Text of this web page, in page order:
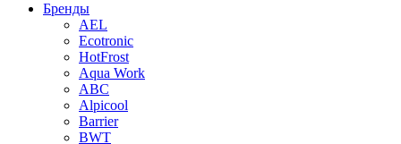
Бренды
AEL
Ecotronic
HotFrost
Aqua Work
ABC
Alpicool
Barrier
BWT